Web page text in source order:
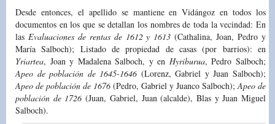
Desde entonces, el apellido se mantiene en Vidángoz en todos los
documentos en los que se detallan los nombres de toda la vecindad: En
las Evaluaciones de rentas de 1612 y 1613 (Cathalina, Joan, Pedro y
María Salboch); Listado de propiedad de casas (por barrios): en
Yriartea, Joan y Madalena Salboch, y en Hyriburua, Pedro Salboch;
Apeo de población de 1645-1646 (Lorenz, Gabriel y Juan Salboch);
Apeo de población de 1676 (Pedro, Gabriel y Juanco Salboch);Apeo de
población de 1726 (Juan, Gabriel, Juan (alcalde), Blas y Juan Miguel
Salboch).